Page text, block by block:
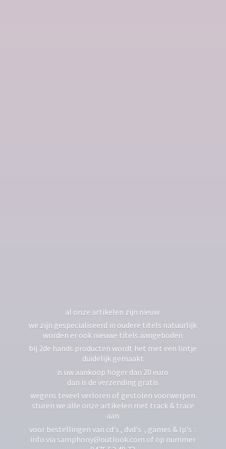
al onze artikelen zijn nieuw
we zijn gespecialiseerd in oudere titels natuurlijk
worden er ook nieuwe titels aangeboden
bij 2de hands producten wordt het met een lintje
duidelijk gemaakt
is uw aankoop hoger dan 20 euro
dan is de verzending gratis
wegens teveel verloren of gestolen voorwerpen
sturen we alle onze artikelen met track & trace
aan
voor bestellingen van cd's , dvd's , games & lp's :
info via samphony@outlook.com of op nummer